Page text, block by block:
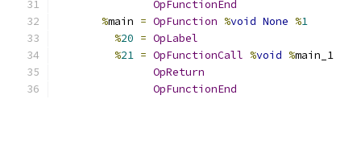
OpFunctionEnd
%main = OpFunction %void None %1
%20 = OpLabel
%21 = OpFunctionCall %void %main_1
OpReturn
OpFunctionEnd